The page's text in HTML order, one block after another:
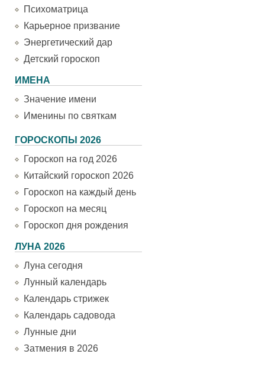
Психоматрица
Карьерное призвание
Энергетический дар
Детский гороскоп
ИМЕНА
Значение имени
Именины по святкам
ГОРОСКОПЫ 2026
Гороскоп на год 2026
Китайский гороскоп 2026
Гороскоп на каждый день
Гороскоп на месяц
Гороскоп дня рождения
ЛУНА 2026
Луна сегодня
Лунный календарь
Календарь стрижек
Календарь садовода
Лунные дни
Затмения в 2026